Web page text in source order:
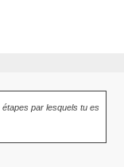
par lesquels tu es